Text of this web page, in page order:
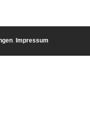
Impressum